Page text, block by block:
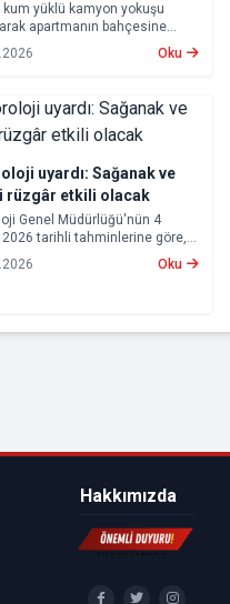
kum yüklü kamyon yokuşu
apartmanın bahçesine
kamyonun altında kalan
annesi 65 yaşındaki kadın
Oku
uyardı: Sağanak ve
rüzgâr etkili olacak
Genel Müdürlüğü'nün 4
tarihli tahminlerine göre,
kesimleri ile Akdeniz'in iç
yer yer sağanak ve gök
Oku
Hakkımızda